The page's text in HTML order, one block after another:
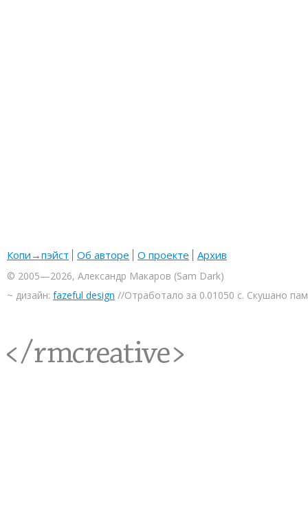
Копи→пэйст Об авторе О проекте Архив
© 2005—2026, Александр Макаров (Sam Dark)
~ дизайн: fazeful design //Отработало за 0.01050 с. Скушано
<rmcreative/>